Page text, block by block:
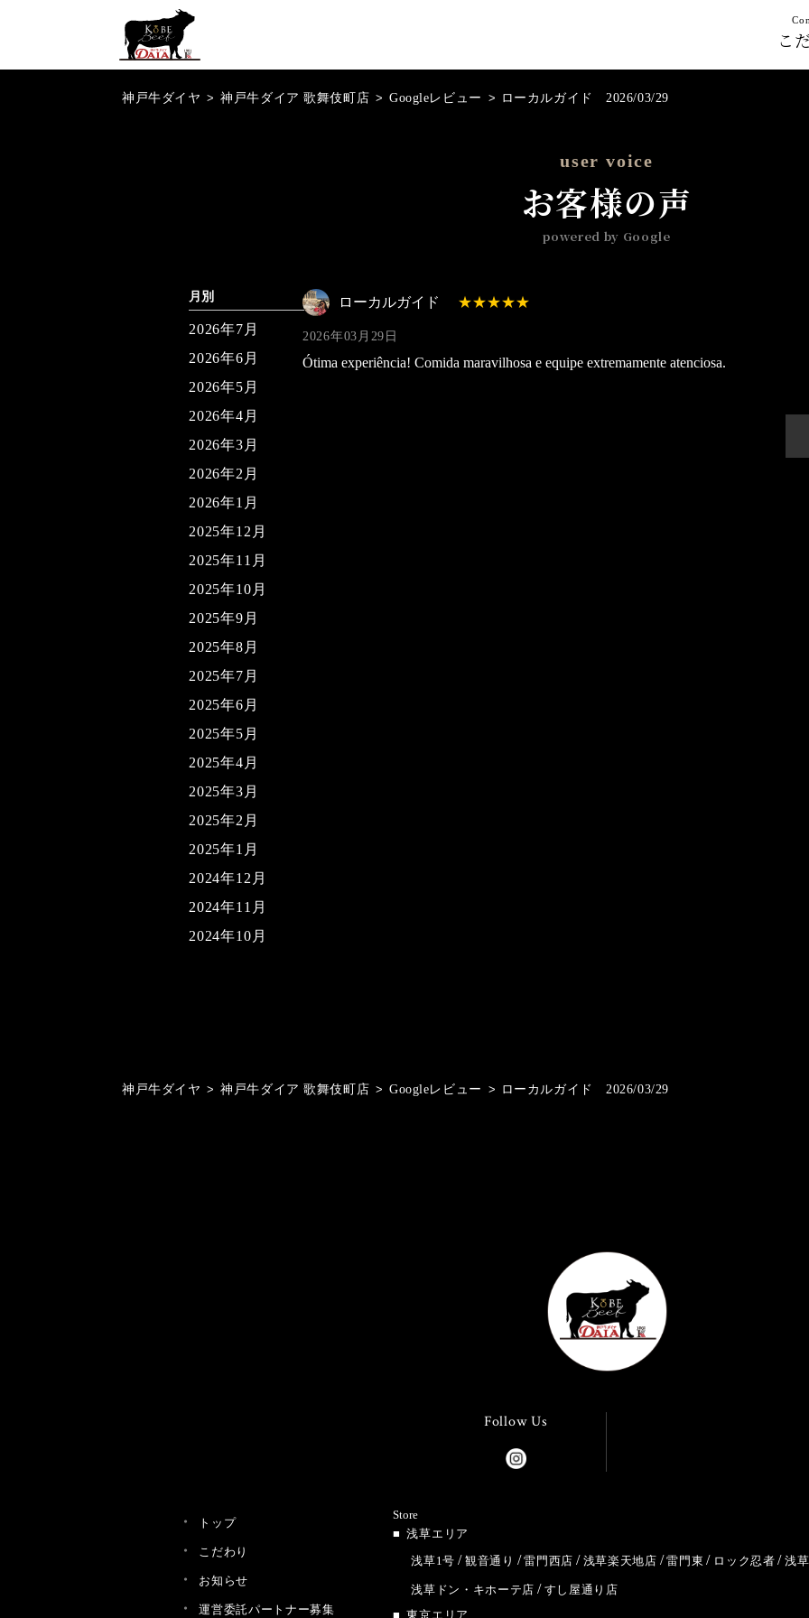
こ
神戸牛ダイヤ > 神戸牛ダイア 歌舞伎町店 > Googleレビュー > ローカルガイド 2026/03/29
user voice
お客様の声
powered by Google
ローカルガイド
2026年03月29日
Ótima experiência! Comida maravilhosa e equipe extremamente atenciosa.
月別
2026年7月
2026年6月
2026年5月
2026年4月
2026年3月
2026年2月
2026年1月
2025年12月
2025年11月
2025年10月
2025年9月
2025年8月
2025年7月
2025年6月
2025年5月
2025年4月
2025年3月
2025年2月
2025年1月
2024年12月
2024年11月
2024年10月
神戸牛ダイヤ > 神戸牛ダイア 歌舞伎町店 > Googleレビュー > ローカルガイド 2026/03/29
Follow Us
トップ
こだわり
お知らせ
運営委託パートナー募集
Store
浅草エリア
浅草1号
観音通り 雷門西店 浅草楽天地店 雷門東 ロック忍者 浅
浅草ドン・キホーテ店
すし屋通り店
東京エリア